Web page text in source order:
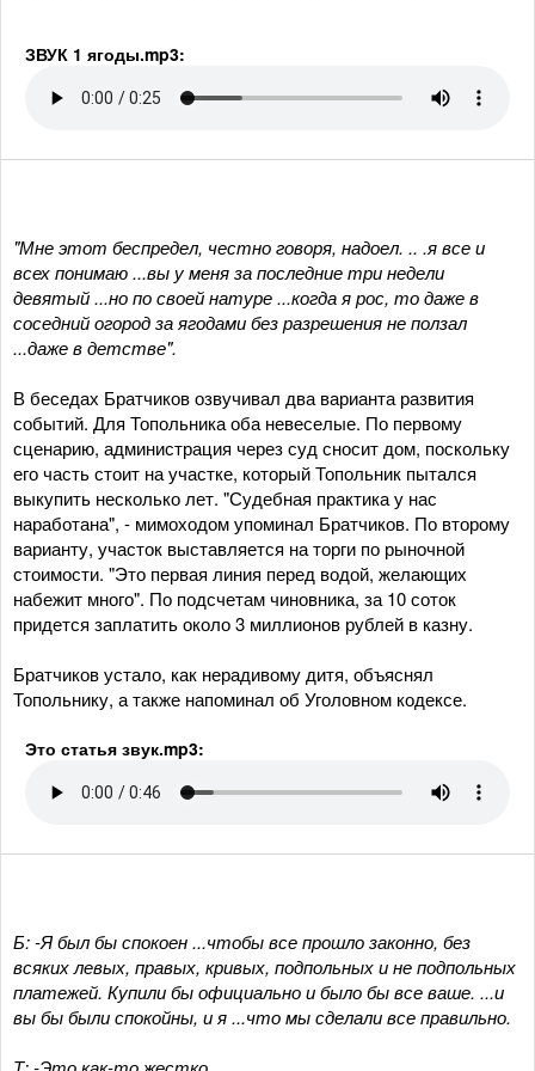
ЗВУК 1 ягоды.mp3:
"Мне этот беспредел, честно говоря, надоел. .. .я все и
всех понимаю ...вы у меня за последние три недели
девятый ...но по своей натуре ...когда я рос, то даже в
соседний огород за ягодами без разрешения не ползал
...даже в детстве".
В беседах Братчиков озвучивал два варианта развития
событий. Для Топольника оба невеселые. По первому
сценарию, администрация через суд сносит дом, поскольку
его часть стоит на участке, который Топольник пытался
выкупить несколько лет. "Судебная практика у нас
наработана", - мимоходом упоминал Братчиков. По второму
варианту, участок выставляется на торги по рыночной
стоимости. "Это первая линия перед водой, желающих
набежит много". По подсчетам чиновника, за 10 соток
придется заплатить около 3 миллионов рублей в казну.
Братчиков устало, как нерадивому дитя, объяснял
Топольнику, а также напоминал об Уголовном кодексе.
Это статья звук.mp3:
Б: -Я был бы спокоен ...чтобы все прошло законно, без
всяких левых, правых, кривых, подпольных и не подпольных
платежей. Купили бы официально и было бы все ваше. ...и
вы бы были спокойны, и я ...что мы сделали все правильно.